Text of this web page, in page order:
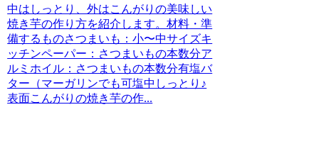
中はしっとり、外はこんがりの美味しい
焼き芋の作り方を紹介します。材料・準
備するものさつまいも：小〜中サイズキ
ッチンペーパー：さつまいもの本数分ア
ルミホイル：さつまいもの本数分有塩バ
ター（マーガリンでも可塩中しっとり♪
表面こんがりの焼き芋の作...